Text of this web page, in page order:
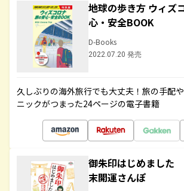
地球の歩き方 ウィズ
心・安全BOOK
D-Books
2022.07.20 発売
久しぶりの海外旅行でも大丈夫！旅の手配
ニックがつまった24ページの電子書籍
御朱印はじめまし
末開運さんぽ